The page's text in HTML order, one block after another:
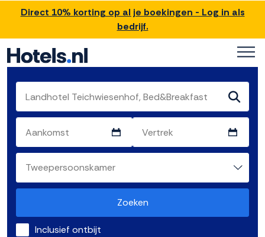
Direct 10% korting op al je boekingen - Log in als
bedrijf.
Zoeken
Inclusief ontbijt